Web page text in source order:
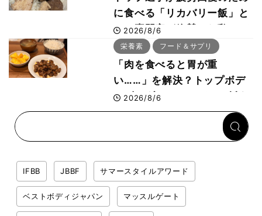
に食べる「リカバリー飯」と
は？専門家が絶賛した鶏レバ
ー活用法
2026/8/6
栄養素 フード＆サプリ
「肉を食べると胃が重
い……」を解決？トップボデ
ィビルダーのリカバリー飯を
専門家がロジカル解説
2026/8/6
IFBB JBBF サマースタイルアワード
ベストボディジャパン マッスルゲート